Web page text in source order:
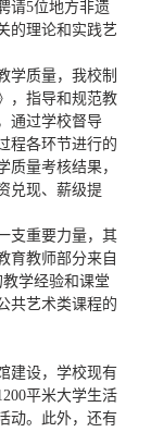
请5位地方非遗
的理论和实践艺
学质量，我校制
，指导和规范教
通过学校督导
程各环节进行的
质量考核结果，
兑现、薪级提
支重要力量，其
育教师部分来自
学经验和课堂
共艺术类课程的
建设，学校现有
平米大学生活
动。此外，还有